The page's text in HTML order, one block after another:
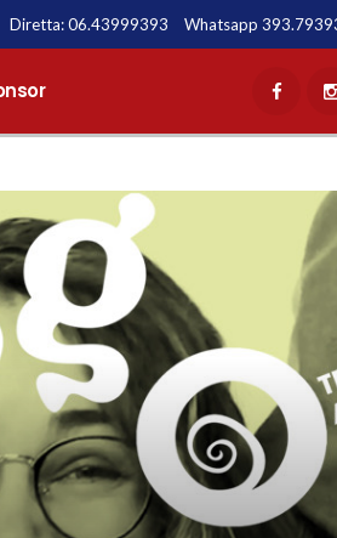
Diretta:06.43999393 Whatsapp